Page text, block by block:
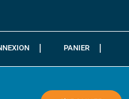
PANIER